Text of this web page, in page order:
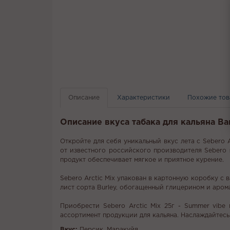
Описание Характеристики Похожие
Описание вкуса табака для кальяна
Откройте для себя уникальный вкус лета с
от известного российского производителя
продукт обеспечивает мягкое и приятное курение.
Sebero Arctic Mix упакован в картонную коробку с
лист сорта Burley, обогащенный глицерином и
Приобрести Sebero Arctic Mix 25г - Summer vibe
ассортимент продукции для кальяна.